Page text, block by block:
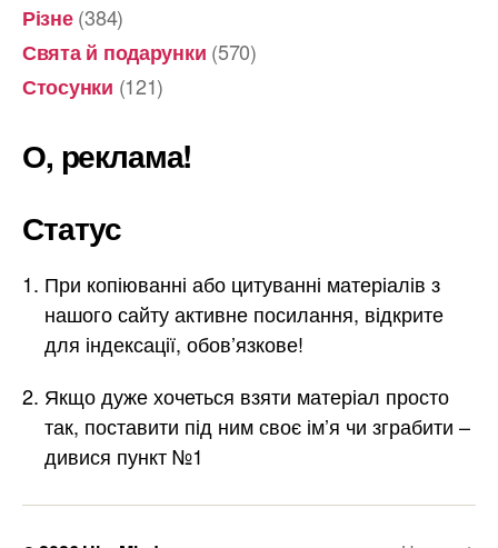
Різне(384)
Свята й подарунки (570)
Стосунки (121)
О, реклама!
Статус
При копіюванні або цитуванні матеріалів з
нашого сайту активне посилання, відкрите
для індексації, обов’язкове!
Якщо дуже хочеться взяти матеріал просто
так, поставити під ним своє ім’я чи зграбити –
дивися пункт №1